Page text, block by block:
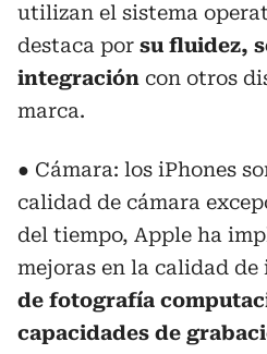
utilizan el sistema
destaca por su fluidez,
integración con otros
marca.
● Cámara: los iPhones
calidad de cámara
del tiempo, Apple ha
mejoras en la calidad de
de fotografía
capacidades de